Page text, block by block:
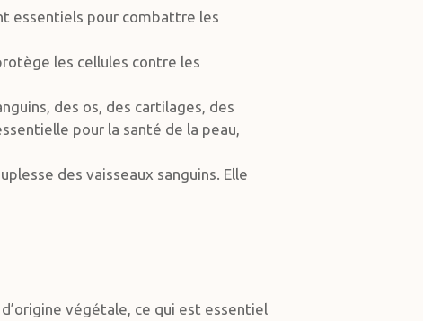
essentiels pour combattre les
les cellules contre les
des os, des cartilages, des
pour la santé de la peau,
des vaisseaux sanguins. Elle
végétale, ce qui est essentiel